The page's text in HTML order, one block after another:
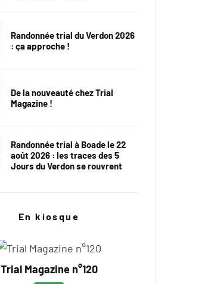
Randonnée trial du Verdon 2026
: ça approche !
De la nouveauté chez Trial
Magazine !
Randonnée trial à Boade le 22
août 2026 : les traces des 5
Jours du Verdon se rouvrent
En kiosque
Trial Magazine n°120